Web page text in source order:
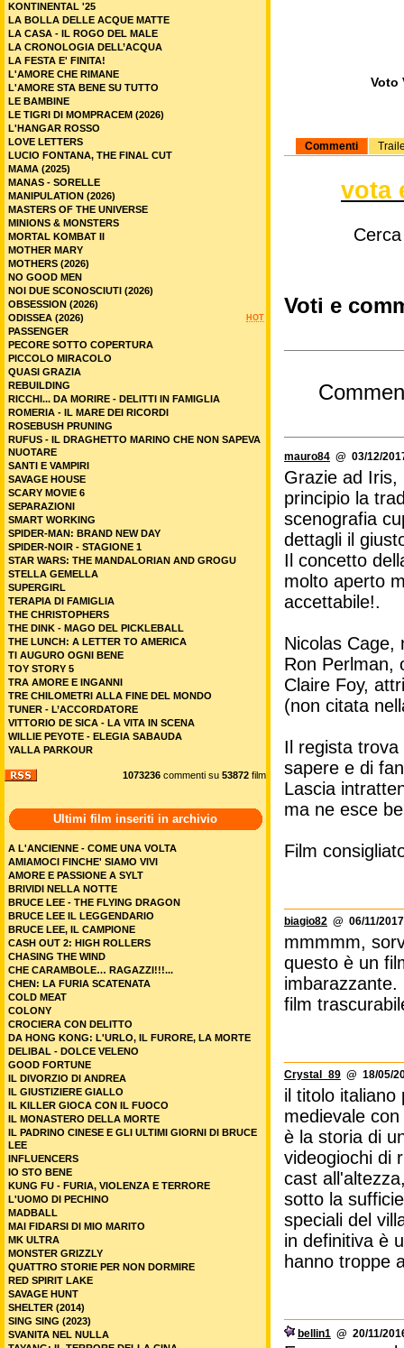
Voto
Commenti
vota
Voti e
mauro84 @ 03/12/
Grazie ad Iris,
principio la
scenografia
dettagli il
Il concetto
molto aperto
accettabile!.
Nicolas Cage,
Ron Perlman,
Claire Foy,
(non citata
Il regista
sapere e di
Lascia
ma ne esce
Film
biagio82 @ 06/11/
mmmmm,
questo è un
imbarazzante.
film
Crystal_89 @ 18/05/
il titolo
medievale
è la storia di
videogiochi di
cast
sotto la
speciali del
in definitiva è
hanno troppe
bellin1 @ 20/11/
KONTINENTAL '25
LA BOLLA DELLE ACQUE MATTE
LA CASA - IL ROGO DEL MALE
LA CRONOLOGIA DELL’ACQUA
LA FESTA E' FINITA!
L'AMORE CHE RIMANE
L'AMORE STA BENE SU TUTTO
LE BAMBINE
LE TIGRI DI MOMPRACEM (2026)
L'HANGAR ROSSO
LOVE LETTERS
LUCIO FONTANA, THE FINAL CUT
MAMA (2025)
MANAS - SORELLE
MANIPULATION (2026)
MASTERS OF THE UNIVERSE
MINIONS & MONSTERS
MORTAL KOMBAT II
MOTHER MARY
MOTHERS (2026)
NO GOOD MEN
NOI DUE SCONOSCIUTI (2026)
OBSESSION (2026)
HOT
ODISSEA (2026)
PASSENGER
PECORE SOTTO COPERTURA
PICCOLO MIRACOLO
QUASI GRAZIA
REBUILDING
RICCHI... DA MORIRE - DELITTI IN FAMIGLIA
ROMERIA - IL MARE DEI RICORDI
ROSEBUSH PRUNING
RUFUS - IL DRAGHETTO MARINO CHE NON SAPEVA
NUOTARE
SANTI E VAMPIRI
SAVAGE HOUSE
SCARY MOVIE 6
SEPARAZIONI
SMART WORKING
SPIDER-MAN: BRAND NEW DAY
SPIDER-NOIR - STAGIONE 1
STAR WARS: THE MANDALORIAN AND GROGU
STELLA GEMELLA
SUPERGIRL
TERAPIA DI FAMIGLIA
THE CHRISTOPHERS
THE DINK - MAGO DEL PICKLEBALL
THE LUNCH: A LETTER TO AMERICA
TI AUGURO OGNI BENE
TOY STORY 5
TRA AMORE E INGANNI
TRE CHILOMETRI ALLA FINE DEL MONDO
TUNER - L’ACCORDATORE
VITTORIO DE SICA - LA VITA IN SCENA
WILLIE PEYOTE - ELEGIA SABAUDA
YALLA PARKOUR
1073236 commenti su 53872 film
Ultimi film inseriti in archivio
A L'ANCIENNE - COME UNA VOLTA
AMIAMOCI FINCHE' SIAMO VIVI
AMORE E PASSIONE A SYLT
BRIVIDI NELLA NOTTE
BRUCE LEE - THE FLYING DRAGON
BRUCE LEE IL LEGGENDARIO
BRUCE LEE, IL CAMPIONE
CASH OUT 2: HIGH ROLLERS
CHASING THE WIND
CHE CARAMBOLE… RAGAZZI!!!...
CHEN: LA FURIA SCATENATA
COLD MEAT
COLONY
CROCIERA CON DELITTO
DA HONG KONG: L'URLO, IL FURORE, LA MORTE
DELIBAL - DOLCE VELENO
GOOD FORTUNE
IL DIVORZIO DI ANDREA
IL GIUSTIZIERE GIALLO
IL KILLER GIOCA CON IL FUOCO
IL MONASTERO DELLA MORTE
IL PADRINO CINESE E GLI ULTIMI GIORNI DI BRUCE
LEE
INFLUENCERS
IO STO BENE
KUNG FU - FURIA, VIOLENZA E TERRORE
L'UOMO DI PECHINO
MADBALL
MAI FIDARSI DI MIO MARITO
MK ULTRA
MONSTER GRIZZLY
QUATTRO STORIE PER NON DORMIRE
RED SPIRIT LAKE
SAVAGE HUNT
SHELTER (2014)
SING SING (2023)
SVANITA NEL NULLA